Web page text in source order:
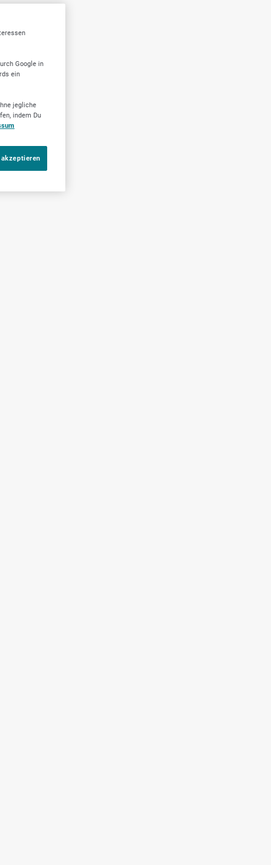
Google in
ein
jegliche
indem Du